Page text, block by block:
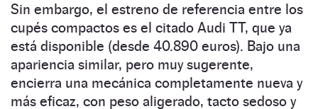
Sin embargo, el estreno de referencia entre los
cupés compactos es el citado Audi TT, que ya
está disponible (desde 40.890 euros). Bajo una
apariencia similar, pero muy sugerente,
encierra una mecánica completamente nueva y
más eficaz, con peso aligerado, tacto sedoso y